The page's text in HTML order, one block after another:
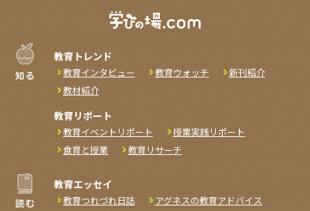
教育トレンド
教育インタビュー 教育ウォッチ
新刊紹介
教材紹介
教育リポート
教育イベントリポート
授業実践リポート
食育と授業
教育リサーチ
教育エッセイ
教育つれづれ日誌
アグネスの教育アドバイス